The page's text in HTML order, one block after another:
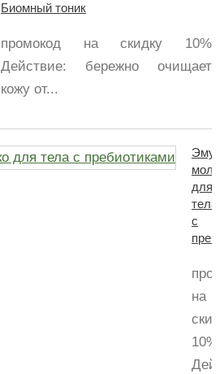
Биомный тоник
промокод на скидку 10%
Действие: бережно очищает
кожу от...
для
тела
с
на
10%